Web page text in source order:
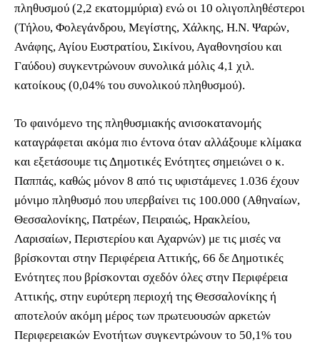
πληθυσμού (2,2 εκατομμύρια) ενώ οι 10 ολιγοπληθέστεροι
(Τήλου, Φολεγάνδρου, Μεγίστης, Χάλκης, Η.Ν. Ψαρών,
Ανάφης, Αγίου Ευστρατίου, Σικίνου, Αγαθονησίου και
Γαύδου) συγκεντρώνουν συνολικά μόλις 4,1 χιλ.
κατοίκους (0,04% του συνολικού πληθυσμού).
Το φαινόμενο της πληθυσμιακής ανισοκατανομής
καταγράφεται ακόμα πιο έντονα όταν αλλάξουμε κλίμακα
και εξετάσουμε τις Δημοτικές Ενότητες σημειώνει ο κ.
Παππάς, καθώς μόνον 8 από τις υφιστάμενες 1.036 έχουν
μόνιμο πληθυσμό που υπερβαίνει τις 100.000 (Αθηναίων,
Θεσσαλονίκης, Πατρέων, Πειραιώς, Ηρακλείου,
Λαρισαίων, Περιστερίου και Αχαρνών) με τις μισές να
βρίσκονται στην Περιφέρεια Αττικής, 66 δε Δημοτικές
Ενότητες που βρίσκονται σχεδόν όλες στην Περιφέρεια
Αττικής, στην ευρύτερη περιοχή της Θεσσαλονίκης ή
αποτελούν ακόμη μέρος των πρωτευουσών αρκετών
Περιφερειακών Ενοτήτων συγκεντρώνουν το 50,1% του